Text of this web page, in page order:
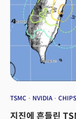
TSMC NVIDIA
지진에 흔들린